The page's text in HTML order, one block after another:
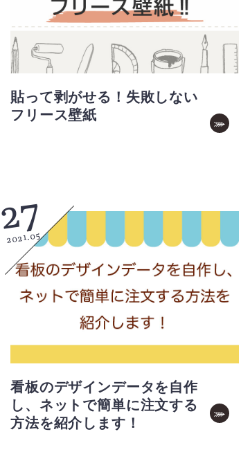
貼って剥がせる！失敗しない
フリース壁紙
27
2021.05
看板のデザインデータを自作
し、ネットで簡単に注文する
方法を紹介します！